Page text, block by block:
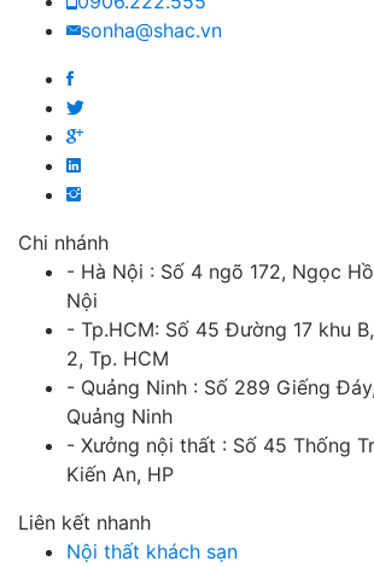
sonha@shac.vn
Chi nhánh
- Hà Nội : Số 4 ngõ 172, Ngọc
Nội
- Tp.HCM: Số 45 Đường 17 khu
2, Tp. HCM
- Quảng Ninh : Số 289 Giếng
Quảng Ninh
- Xưởng nội thất : Số 45 Thống
Kiến An, HP
Liên kết nhanh
Nội thất khách sạn